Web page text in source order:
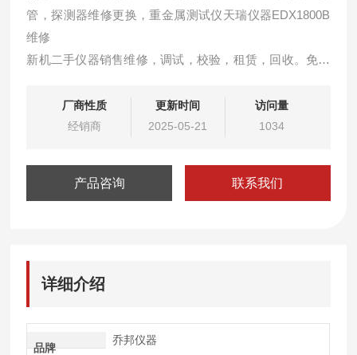
管，探测器维修更换，重金属测试仪天瑞仪器EDX1800B
维修
新机二手仪器销售维修，调试，校验，租赁，回收。免费
租赁环保测试仪器，可根据客户需要选择相应的日期租
赁，免费提供相应的技术支持和满意的服务，如有意向和
厂商性质
经销商
更新时间
2025-05-21
访问量
1034
产品咨询 联系我们
详细介绍
品牌
乔邦仪器